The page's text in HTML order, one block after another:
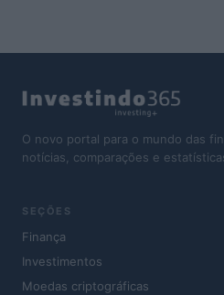
O novo portal para o mundo das
notícias, comparações e
SEÇÕES
Finança
Investimentos
Moedas criptográficas